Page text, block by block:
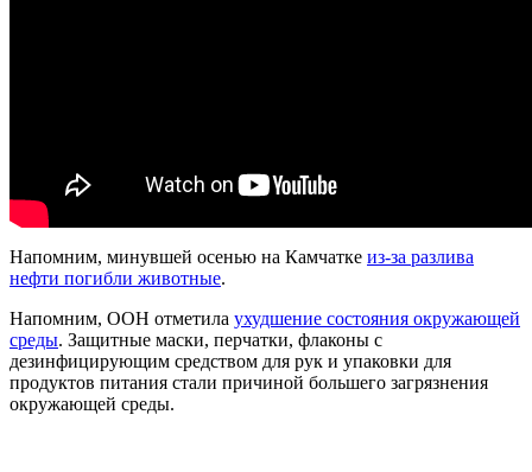
Напомним, минувшей осенью на Камчатке из-за разлива
нефти погибли животные.
Напомним, ООН отметила ухудшение состояния окружающей
среды. Защитные маски, перчатки, флаконы с
дезинфицирующим средством для рук и упаковки для
продуктов питания стали причиной большего загрязнения
окружающей среды.